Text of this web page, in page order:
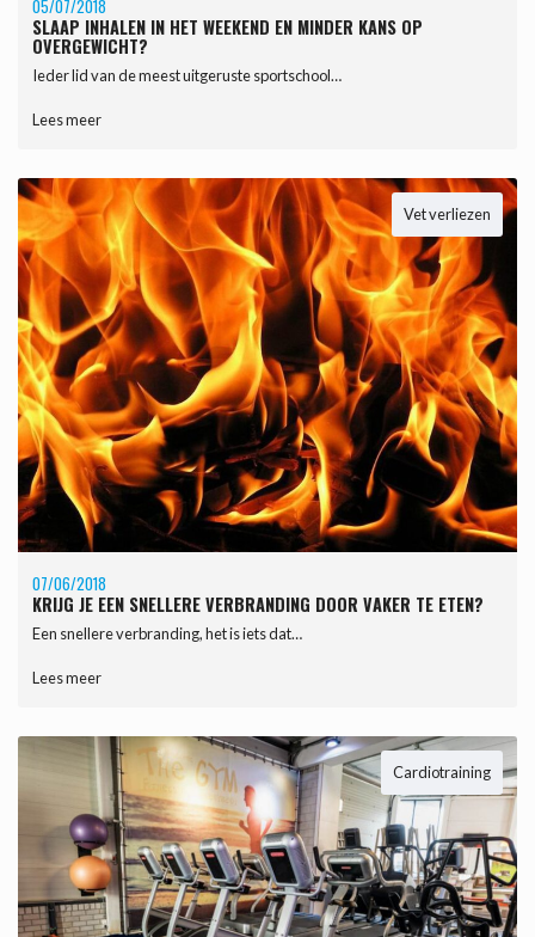
05/07/2018
SLAAP INHALEN IN HET WEEKEND EN MINDER KANS OP
OVERGEWICHT?
Ieder lid van de meest uitgeruste sportschool…
Lees meer
Vet verliezen
07/06/2018
KRIJG JE EEN SNELLERE VERBRANDING DOOR VAKER TE ETEN?
Een snellere verbranding, het is iets dat…
Lees meer
Cardiotraining